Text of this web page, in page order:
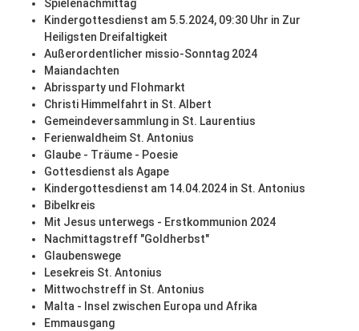
Spielenachmittag
Kindergottesdienst am 5.5.2024, 09:30 Uhr in Zur
Heiligsten Dreifaltigkeit
Außerordentlicher missio-Sonntag 2024
Maiandachten
Abrissparty und Flohmarkt
Christi Himmelfahrt in St. Albert
Gemeindeversammlung in St. Laurentius
Ferienwaldheim St. Antonius
Glaube - Träume - Poesie
Gottesdienst als Agape
Kindergottesdienst am 14.04.2024 in St. Antonius
Bibelkreis
Mit Jesus unterwegs - Erstkommunion 2024
Nachmittagstreff "Goldherbst"
Glaubenswege
Lesekreis St. Antonius
Mittwochstreff in St. Antonius
Malta - Insel zwischen Europa und Afrika
Emmausgang